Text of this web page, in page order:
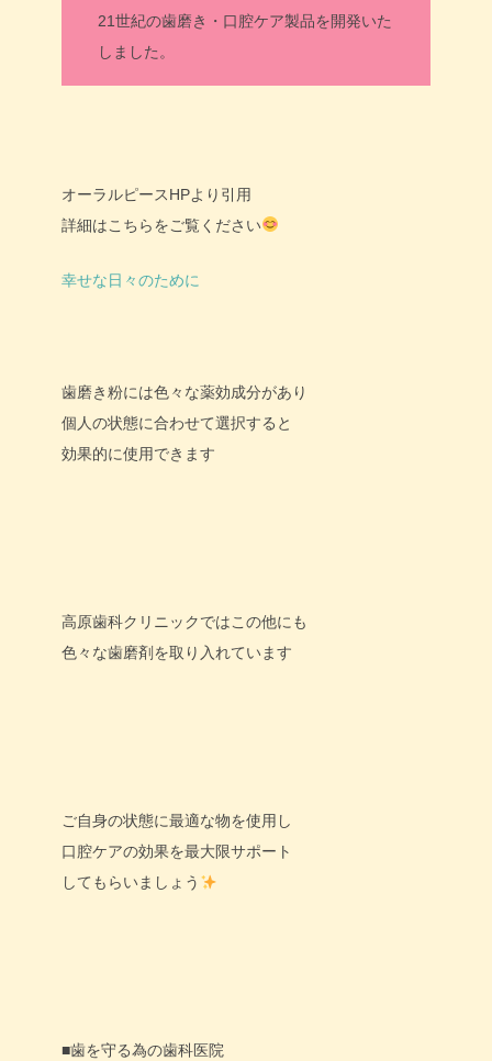
21世紀の歯磨き・口腔ケア製品を開発いた
しました。
オーラルピースHPより引用
詳細はこちらをご覧ください
幸せな日々のために
歯磨き粉には色々な薬効成分があり
個人の状態に合わせて選択すると
効果的に使用できます
高原歯科クリニックではこの他にも
色々な歯磨剤を取り入れています
ご自身の状態に最適な物を使用し
口腔ケアの効果を最大限サポート
してもらいましょう
■歯を守る為の歯科医院